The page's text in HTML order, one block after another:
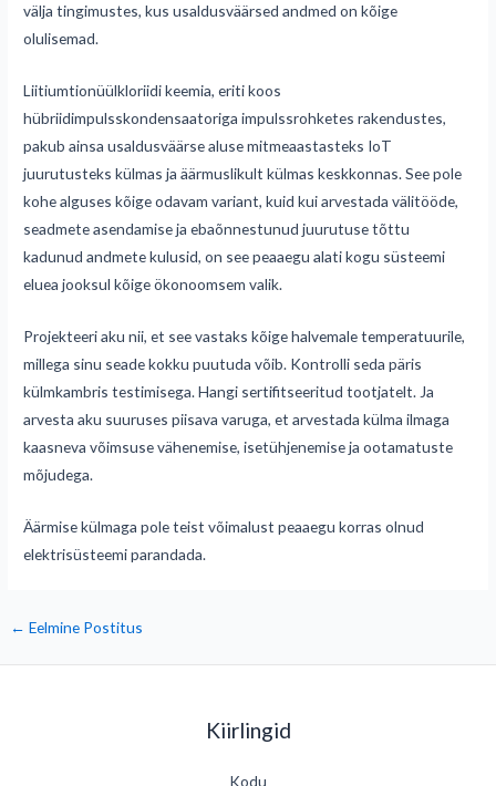
välja tingimustes, kus usaldusväärsed andmed on kõige
olulisemad.
Liitiumtionüülkloriidi keemia, eriti koos
hübriidimpulsskondensaatoriga impulssrohketes rakendustes,
pakub ainsa usaldusväärse aluse mitmeaastasteks IoT
juurutusteks külmas ja äärmuslikult külmas keskkonnas. See pole
kohe alguses kõige odavam variant, kuid kui arvestada välitööde,
seadmete asendamise ja ebaõnnestunud juurutuse tõttu
kadunud andmete kulusid, on see peaaegu alati kogu süsteemi
eluea jooksul kõige ökonoomsem valik.
Projekteeri aku nii, et see vastaks kõige halvemale temperatuurile,
millega sinu seade kokku puutuda võib. Kontrolli seda päris
külmkambris testimisega. Hangi sertifitseeritud tootjatelt. Ja
arvesta aku suuruses piisava varuga, et arvestada külma ilmaga
kaasneva võimsuse vähenemise, isetühjenemise ja ootamatuste
mõjudega.
Äärmise külmaga pole teist võimalust peaaegu korras olnud
elektrisüsteemi parandada.
← Eelmine Postitus
Kiirlingid
Kodu